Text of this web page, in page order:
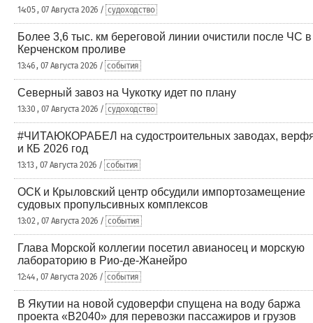
14:05 , 07 Августа 2026 / судоходство
Более 3,6 тыс. км береговой линии очистили после ЧС в
Керченском проливе
13:46 , 07 Августа 2026 / события
Северный завоз на Чукотку идет по плану
13:30 , 07 Августа 2026 / судоходство
#ЧИТАЮКОРАБЕЛ на судостроительных заводах,
и КБ 2026 год
13:13 , 07 Августа 2026 / события
ОСК и Крыловский центр обсудили импортозамещение
судовых пропульсивных комплексов
13:02 , 07 Августа 2026 / события
Глава Морской коллегии посетил авианосец и морскую
лабораторию в Рио-де-Жанейро
12:44 , 07 Августа 2026 / события
В Якутии на новой судоверфи спущена на воду баржа
проекта «В2040» для перевозки пассажиров и грузов